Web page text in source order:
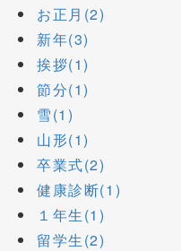
お正月(2)
新年(3)
挨拶(1)
節分(1)
雪(1)
山形(1)
卒業式(2)
健康診断(1)
１年生(1)
留学生(2)